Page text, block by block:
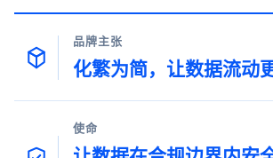
品牌主张
化繁为简，让数据流动
使命